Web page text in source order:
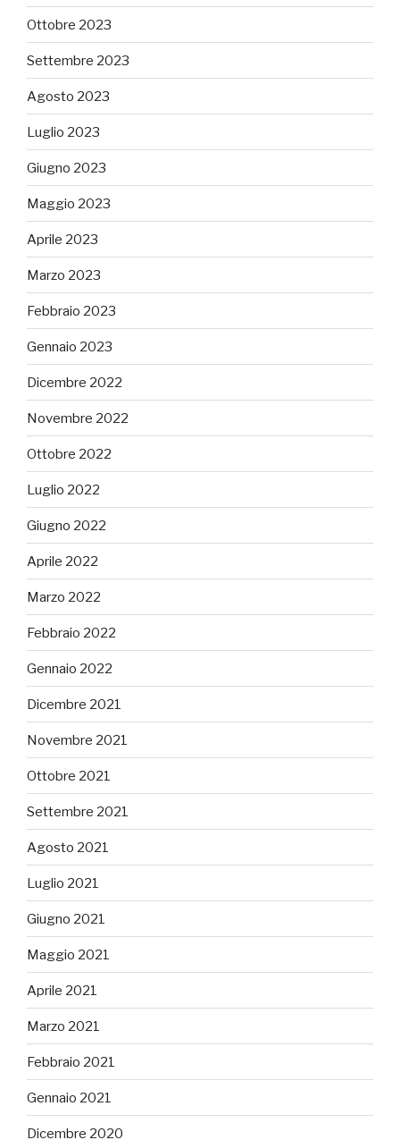
Ottobre 2023
Settembre 2023
Agosto 2023
Luglio 2023
Giugno 2023
Maggio 2023
Aprile 2023
Marzo 2023
Febbraio 2023
Gennaio 2023
Dicembre 2022
Novembre 2022
Ottobre 2022
Luglio 2022
Giugno 2022
Aprile 2022
Marzo 2022
Febbraio 2022
Gennaio 2022
Dicembre 2021
Novembre 2021
Ottobre 2021
Settembre 2021
Agosto 2021
Luglio 2021
Giugno 2021
Maggio 2021
Aprile 2021
Marzo 2021
Febbraio 2021
Gennaio 2021
Dicembre 2020